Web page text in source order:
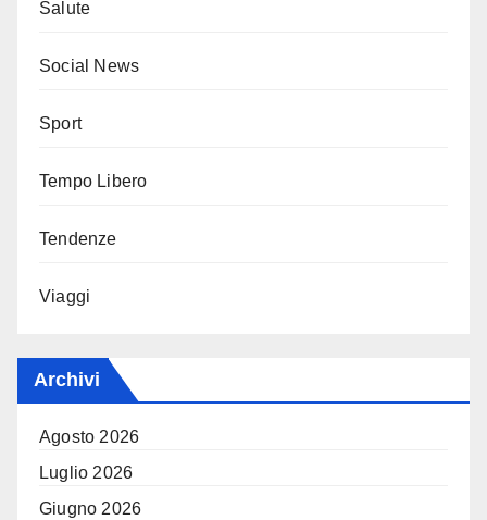
Salute
Social News
Sport
Tempo Libero
Tendenze
Viaggi
Archivi
Agosto 2026
Luglio 2026
Giugno 2026